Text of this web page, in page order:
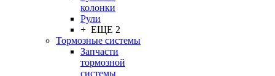
колонки
Рули
+ ЕЩЕ 2
Тормозные системы
Запчасти
тормозной
системы